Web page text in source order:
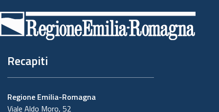
di
pagina
Recapiti
Regione Emilia-Romagna
Viale Aldo Moro, 52